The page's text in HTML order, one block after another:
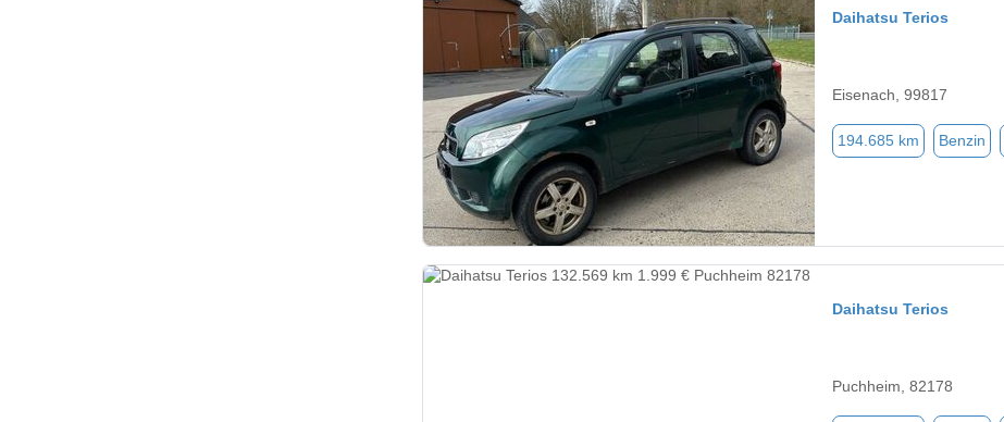
Daihatsu Terios
Eisenach, 99817
194.685 km Benzin
Daihatsu Terios
Puchheim, 82178